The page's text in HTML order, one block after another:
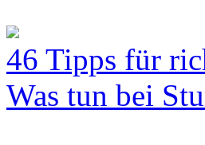
46 Tipps für
Was tun bei